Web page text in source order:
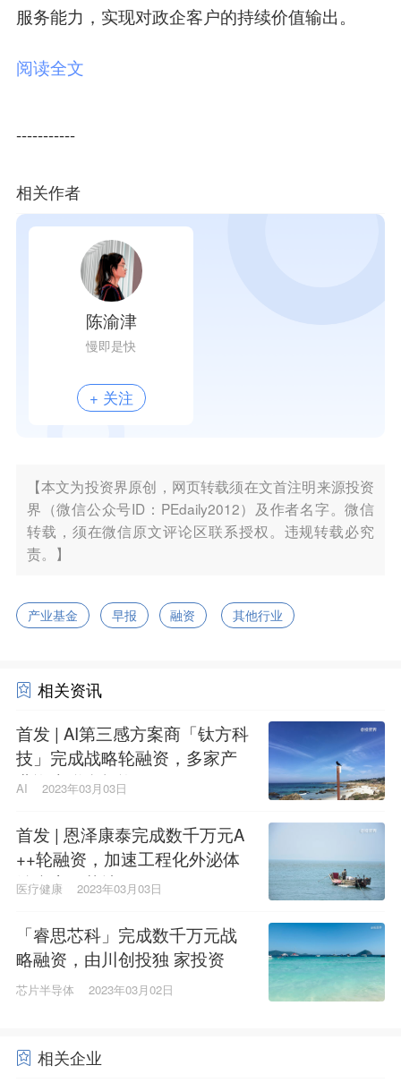
服务能力，实现对政企客户的持续价值输出。
阅读全文
-----------
相关作者
陈渝津
慢即是快
+ 关注
【本文为投资界原创，网页转载须在文首注明来源投资
界（微信公众号ID：PEdaily2012）及作者名字。微信
转载，须在微信原文评论区联系授权。违规转载必究
责。】
产业基金 早报 融资 其他行业
相关资讯
首发 | AI第三感方案商「钛方科
技」完成战略轮融资，多家产
业资本联合投资
AI 2023年03月03日
首发 | 恩泽康泰完成数千万元A
++轮融资，加速工程化外泌体
治疗应用落地
医疗健康 2023年03月03日
「睿思芯科」完成数千万元战
略融资，由川创投独 家投资
芯片半导体 2023年03月02日
相关企业